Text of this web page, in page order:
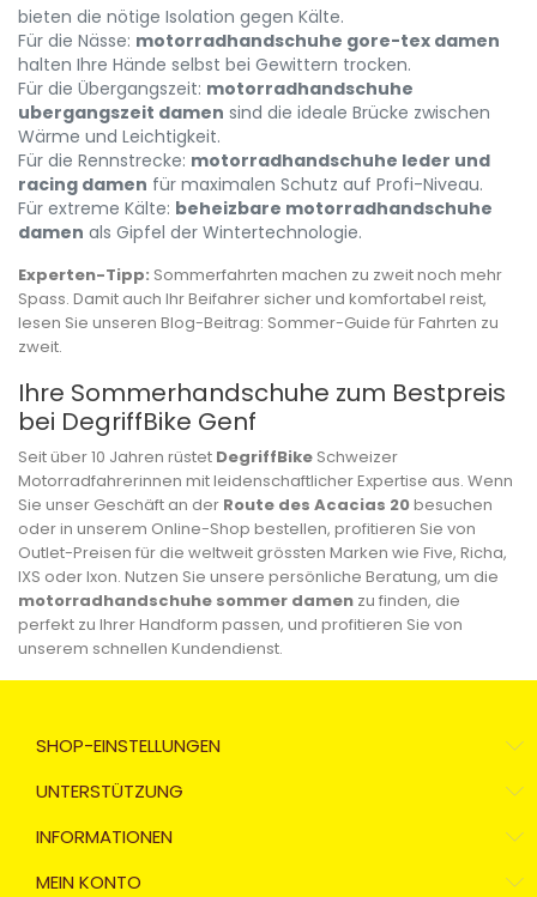
bieten die nötige Isolation gegen Kälte.
Für die Nässe: motorradhandschuhe gore-tex damen
halten Ihre Hände selbst bei Gewittern trocken.
Für die Übergangszeit: motorradhandschuhe
ubergangszeit damen sind die ideale Brücke zwischen
Wärme und Leichtigkeit.
Für die Rennstrecke: motorradhandschuhe leder und
racing damen für maximalen Schutz auf Profi-Niveau.
Für extreme Kälte: beheizbare motorradhandschuhe
damen als Gipfel der Wintertechnologie.
Experten-Tipp: Sommerfahrten machen zu zweit noch mehr
Spass. Damit auch Ihr Beifahrer sicher und komfortabel reist,
lesen Sie unseren Blog-Beitrag: Sommer-Guide für Fahrten zu
zweit.
Ihre Sommerhandschuhe zum Bestpreis
bei DegriffBike Genf
Seit über 10 Jahren rüstet DegriffBike Schweizer
Motorradfahrerinnen mit leidenschaftlicher Expertise aus. Wenn
Sie unser Geschäft an der Route des Acacias 20besuchen
oder in unserem Online-Shop bestellen, profitieren Sie von
Outlet-Preisen für die weltweit grössten Marken wie Five, Richa,
IXS oder Ixon. Nutzen Sie unsere persönliche Beratung, um die
motorradhandschuhe sommer damen zu finden, die
perfekt zu Ihrer Handform passen, und profitieren Sie von
unserem schnellen Kundendienst.
SHOP-EINSTELLUNGEN
UNTERSTÜTZUNG
INFORMATIONEN
MEIN KONTO